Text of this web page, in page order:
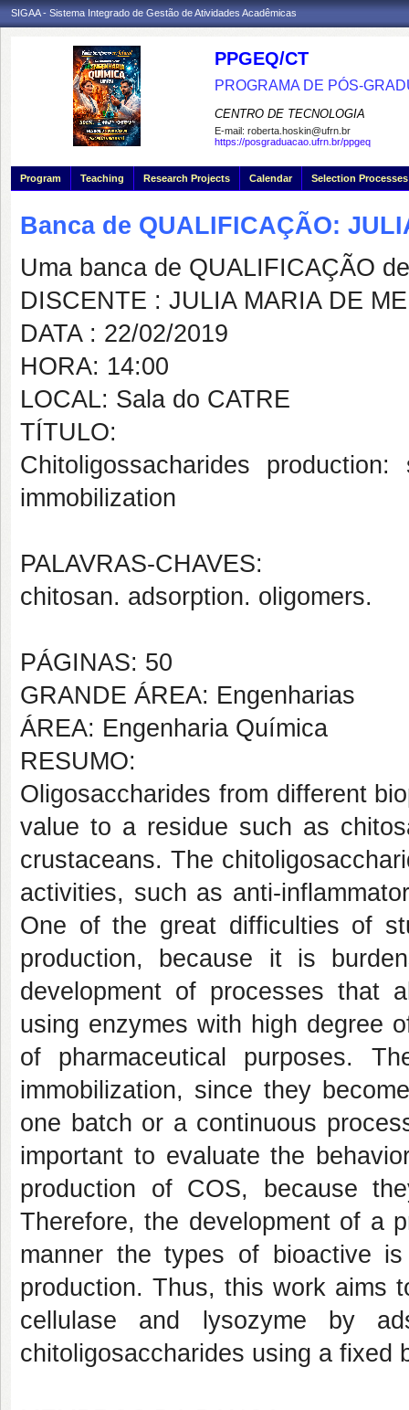
SIGAA - Sistema Integrado de Gestão de Atividades Acadêmicas
PPGEQ/CT
PROGRAMA DE PÓS-
CENTRO DE TECNOLOGIA
E-mail: roberta.hoskin@ufrn.br
https://posgraduacao.ufrn.br/ppgeq
Program Teaching Research Projects Calendar Selection Processes
Banca de QUALIFICAÇÃO:
Uma banca de QUALIFICAÇÃO
DISCENTE : JULIA MARIA DE
DATA : 22/02/2019
HORA: 14:00
LOCAL: Sala do CATRE
TÍTULO:
Chitoligossacharides
immobilization
PALAVRAS-CHAVES:
chitosan. adsorption. oligomers.
PÁGINAS: 50
GRANDE ÁREA: Engenharias
ÁREA: Engenharia Química
RESUMO:
Oligosaccharides from different
value to a residue such as
crustaceans. The
activities, such as anti-
One of the great difficulties of
production, because it is
development of processes that
using enzymes with high degree
of pharmaceutical purposes.
immobilization, since they
one batch or a continuous
important to evaluate the
production of COS, because
Therefore, the development of a
manner the types of bioactive
production. Thus, this work aims
cellulase and lysozyme by
chitoligosaccharides using a fixed